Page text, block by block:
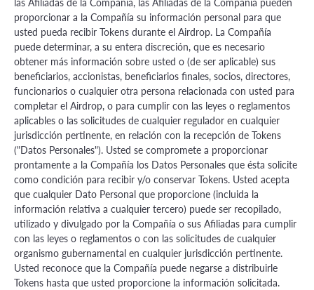
proporcionar a la Compañía su información personal para que
usted pueda recibir Tokens durante el Airdrop. La Compañía
puede determinar, a su entera discreción, que es necesario
obtener más información sobre usted o (de ser aplicable) sus
beneficiarios, accionistas, beneficiarios finales, socios, directores,
funcionarios o cualquier otra persona relacionada con usted para
completar el Airdrop, o para cumplir con las leyes o reglamentos
aplicables o las solicitudes de cualquier regulador en cualquier
jurisdicción pertinente, en relación con la recepción de Tokens
("Datos Personales"). Usted se compromete a proporcionar
prontamente a la Compañía los Datos Personales que ésta solicite
como condición para recibir y/o conservar Tokens. Usted acepta
que cualquier Dato Personal que proporcione (incluida la
información relativa a cualquier tercero) puede ser recopilado,
utilizado y divulgado por la Compañía o sus Afiliadas para cumplir
con las leyes o reglamentos o con las solicitudes de cualquier
organismo gubernamental en cualquier jurisdicción pertinente.
Usted reconoce que la Compañía puede negarse a distribuirle
Tokens hasta que usted proporcione la información solicitada.